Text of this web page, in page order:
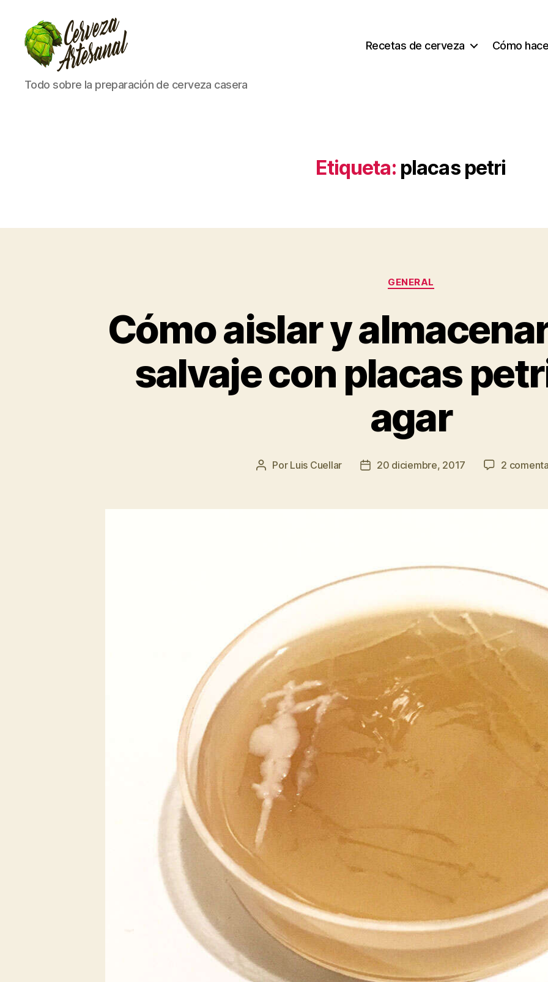
Cómo
hacer
Todo sobre la preparación de cerveza casera
Recetas de cerveza Cómo
Etiqueta: placas petri
Categorías
GENERAL
Cómo aislar y
salvaje con placas
agar
Autor
entrada
Por Luis Cuellar
Fecha
entrada
20 diciembre, 2017 2